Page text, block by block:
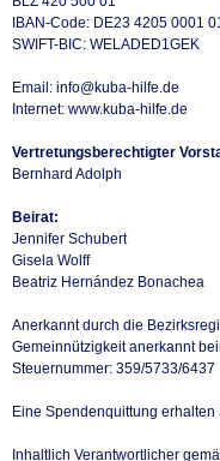
IBAN-Code: DE23 4205 0001
SWIFT-BIC: WELADED1GEK
Email: info@kuba-hilfe.de
Internet: www.kuba-hilfe.de
Vertretungsberechtigter
Bernhard Adolph
Beirat:
Jennifer Schubert
Gisela Wolff
Beatriz Hernández Bonachea
Anerkannt durch die
Gemeinnützigkeit anerkannt
Steuernummer: 359/5733/6437
Eine Spendenquittung
Inhaltlich Verantwortlicher